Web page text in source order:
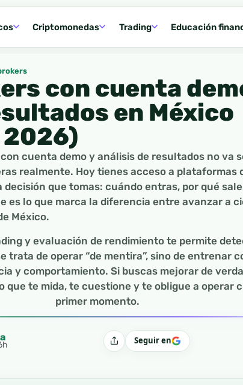
Criptomonedas Trading Educación
con cuenta
en México
cuenta demo y análisis de resultados no va
realmente. Hoy tienes acceso a plataformas
decisión que tomas: cuándo entras, por qué
es lo que marca la diferencia entre avanzar a
México.
y evaluación de rendimiento te permite
trata de operar “de mentira”, sino de entrenar
y comportamiento. Si buscas mejorar de
que te mida, te cuestione y te obligue a operar
primer momento.
CompartirSeguir en